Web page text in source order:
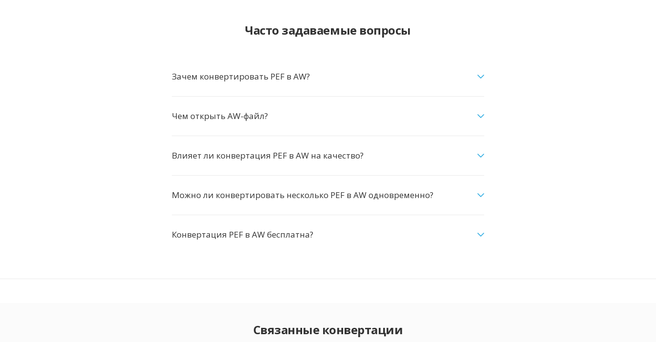
Часто задаваемые вопросы
Зачем конвертировать PEF в AW?
Чем открыть AW-файл?
Влияет ли конвертация PEF в AW на качество?
Можно ли конвертировать несколько PEF в AW одновременно?
Конвертация PEF в AW бесплатна?
Связанные конвертации